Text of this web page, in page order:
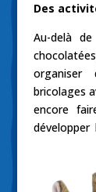
Des
Au-delà
organiser
bricolages
encore